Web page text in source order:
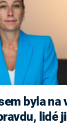
byla na
lidé